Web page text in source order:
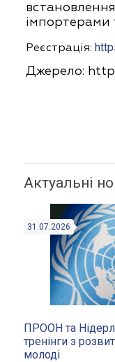
імпортерами
Реєстрація:
Джерело:
Актуальні
31.07.2026
ПРООН та
тренінги з
молоді